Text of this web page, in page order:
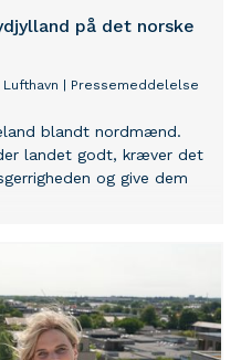
på det norske
Pressemeddelelse
blandt nordmænd.
landet godt, kræver det
og give dem